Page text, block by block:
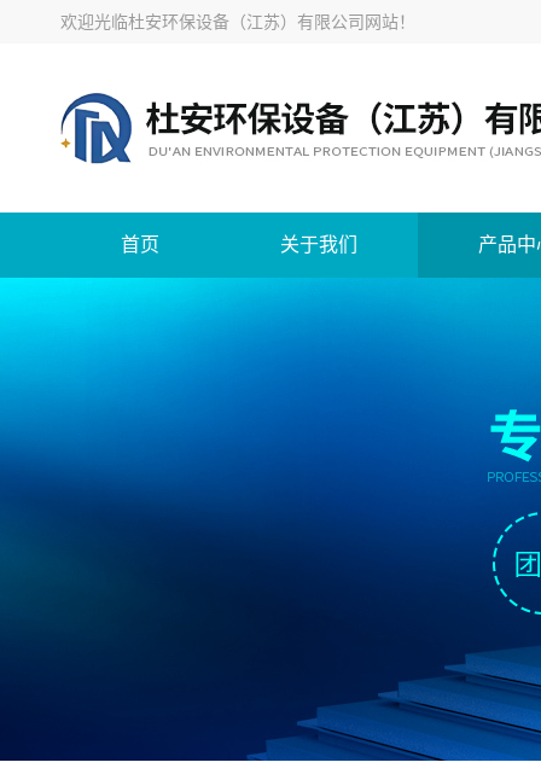
欢迎光临杜安环保设备（江苏）有限公司网站！
首页 关于我们 产品中